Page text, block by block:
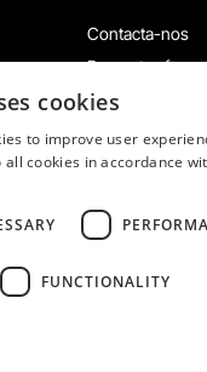
Contacta-nos
Perguntas
Termos e
Política de
Trabalha
Livro de
cookies
to improve user
cookies in accordance
FUNCTIONALITY